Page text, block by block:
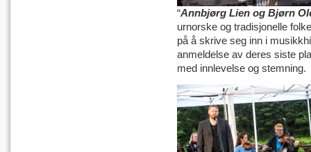
“Annbjørg Lien og Bjørn
urnorske og tradisjonelle
på å skrive seg inn i
anmeldelse av deres siste
med innlevelse og stemning.